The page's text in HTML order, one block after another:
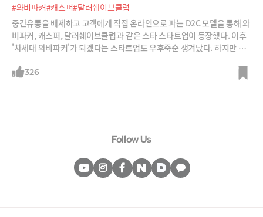
#와비파커#캐스퍼#달러쉐이브클럽
중간유통을 배제하고 고객에게 직접 온라인으로 파는 D2C 모델을 통해 와
비파커, 캐스퍼, 달러쉐이브클럽과 같은 스타 스타트업이 등장했다. 이후
'차세대 와비파커'가 되겠다는 스타트업도 우후죽순 생겨났다. 하지만 원
326
Follow Us